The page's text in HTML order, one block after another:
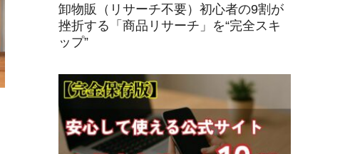
卸物販（リサーチ不要）初心者の9割が
挫折する「商品リサーチ」を“完全スキ
ップ”